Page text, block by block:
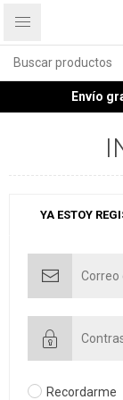
Envío
YA ESTOY
Recordarme